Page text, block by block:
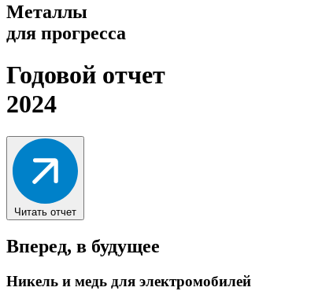
Металлы
для прогресса
Годовой отчет
2024
Читать отчет
Вперед, в будущее
Никель и медь для электромобилей